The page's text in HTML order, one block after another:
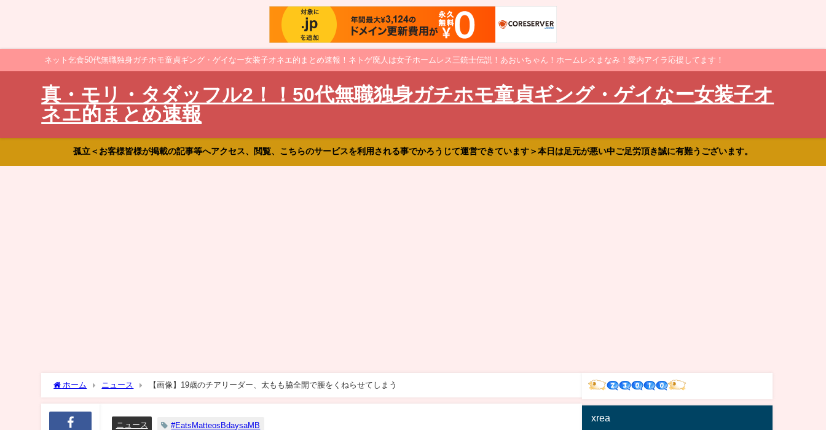
ネット乞食50代無職独身ガチホモ童貞ギング・ゲイなー女装子オネエ的まとめ速報！ネトゲ廃人は女子ホームレス三銃士伝説！あおいちゃん！ホームレスまなみ！愛内アイラ応援してます！
真・モリ・タダッフル2！！50代無職独身ガチホモ童貞ギング・ゲイなー女装子オ
ネエ的まとめ速報
孤立＜お客様皆様が掲載の記事等へアクセス、閲覧、こちらのサービスを利用される事でかろうじて運営できています＞本日は足元が悪い中ご足労頂き誠に有難うございます。
ホーム ニュース 【画像】19歳のチアリーダー、太もも脇全開で腰をくねらせてしまう
ニュース #EatsMatteosBdaysaMB
xrea